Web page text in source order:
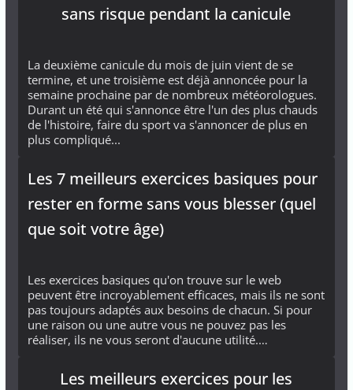
sans risque pendant la canicule
La deuxième canicule du mois de juin vient de se
termine, et une troisième est déjà annoncée pour la
semaine prochaine par de nombreux météorologues.
Durant un été qui s'annonce être l'un des plus chauds
de l'histoire, faire du sport va s'annoncer de plus en
plus compliqué...
Les 7 meilleurs exercices basiques pour
rester en forme sans vous blesser (quel
que soit votre âge)
Les exercices basiques qu'on trouve sur le web
peuvent être incroyablement efficaces, mais ils ne sont
pas toujours adaptés aux besoins de chacun. Si pour
une raison ou une autre vous ne pouvez pas les
réaliser, ils ne vous seront d'aucune utilité.…
Les meilleurs exercices pour les